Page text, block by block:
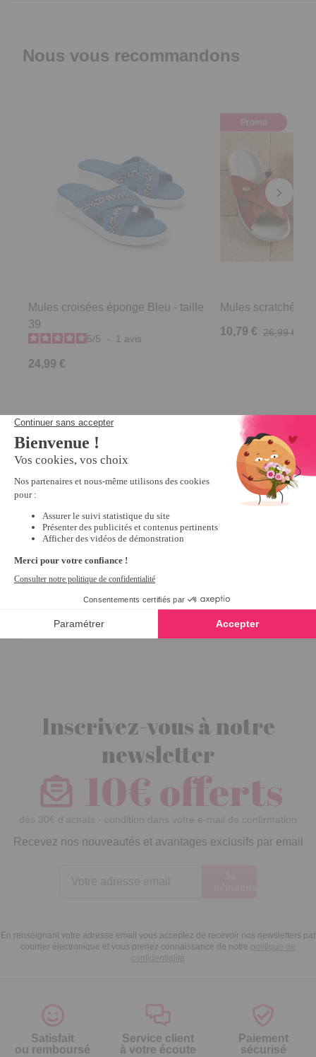
Nous vous recommandons
Mules croisées éponge Bleu - taille
39
5/5 - 1 avis
24,99 €
Promo
Mules scratchées
10,79 € 26,99 €
Derniers articles consultés
Beige - taille 41
Inscrivez-vous à notre
newsletter
10€ offerts
dès 30€ d’achats - condition dans votre e-mail de confirmation
Recevez nos nouveautés et avantages exclusifs par email
En renseignant votre adresse email vous acceptez de recevoir nos newsletters par
courrier électronique et vous prenez connaissance de notre politique de
confidentialité
Satisfait
ou remboursé
Service client
à votre écoute
Paiement
sécurisé